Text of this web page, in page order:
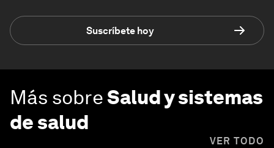
Suscríbete hoy
Más sobreSalud y sistemas
de salud
VER TODO